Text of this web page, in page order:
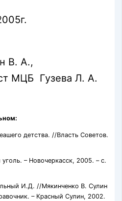
В. А.,
МЦБ Гузева Л. А.
детства. //Власть Советов.
– Новочеркасск, 2005. – с.
И.Д. //Мякинченко В. Сулин
– Красный Сулин, 2002.